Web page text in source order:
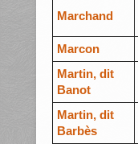
Marchand
Marcon
Martin, dit
Banot
Martin, dit
Barbès